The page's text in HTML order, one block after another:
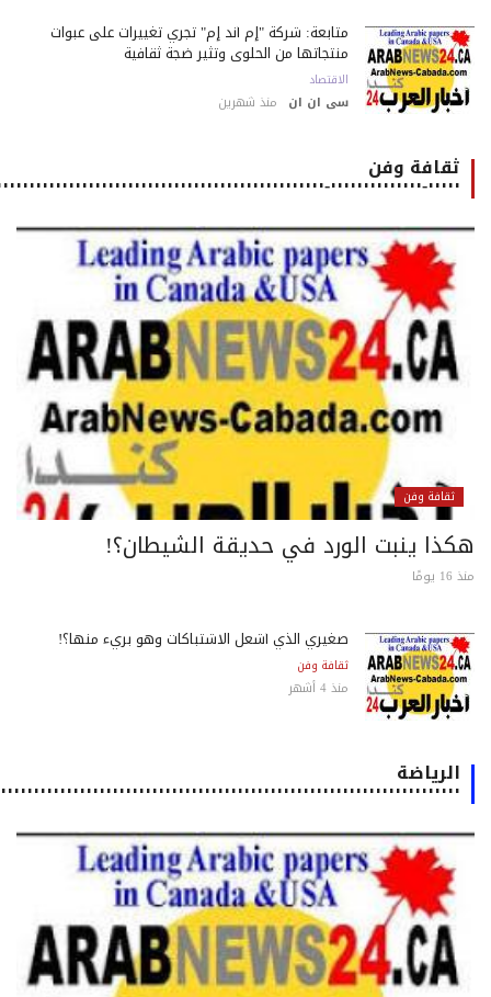
متابعة: شركة "إم أند إم" تجري تغييرات على عبوات
منتجاتها من الحلوى وتثير ضجة ثقافية
الاقتصاد
سى ان ان منذ شهرين
ثقافة وفن
٠٠٠٠٠-٠٠٠٠٠٠٠٠٠٠٠٠٠٠-٠٠٠٠٠٠٠٠٠٠٠٠٠٠٠٠٠٠٠٠٠٠٠٠٠٠٠٠٠٠٠٠٠٠٠٠٠٠٠٠٠٠٠٠٠٠٠٠٠٠٠٠٠
ثقافة وفن
ينبت الورد في حديقة الشيطان؟!
صغيري الذي أشعل الاشتباكات وهو بريء منها؟!
ثقافة وفن
منذ 4 أشهر
الرياضة
٠٠٠٠٠٠٠٠٠٠٠٠٠٠٠٠٠٠٠٠٠٠٠٠٠٠٠٠٠٠٠٠٠٠٠٠٠٠٠٠٠٠٠٠٠٠٠٠٠٠٠٠٠٠٠٠٠٠٠٠٠٠٠٠٠٠٠٠٠٠٠٠٠٠